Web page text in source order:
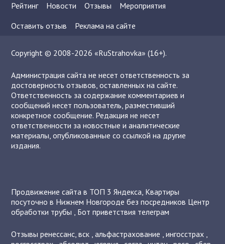
Рейтинг Новости Отзывы
Мероприятия
Оставить отзыв
Реклама на сайте
Copyright © 2008-2026 «RuStrahovka» (16+).
Администрация сайта не несет ответственность за
достоверность отзывов, оставленных на сайте.
Ответственность за содержание комментариев и
сообщений несет пользователь, разместивший
конкретное сообщение. Редакция не несет
ответственности за новостные и аналитические
материалы, опубликованные со ссылкой на другие
издания.
Продвижение сайта в ТОП 3 Яндекса, Квартиры
посуточно в Нижнем Новгороде без посредников Центр
обработки трубы , Бот приветствия телеграм
Отзывыренессанс,вск ,альфастрахование ,ингосстрах ,